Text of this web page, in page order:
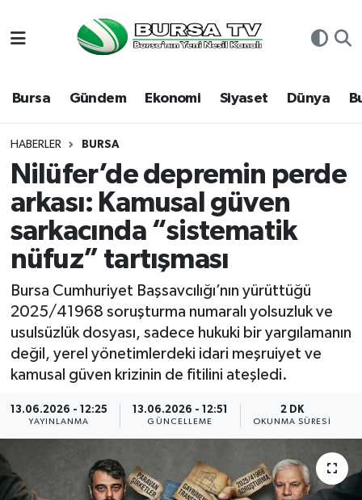
Bursa Gündem Ekonomi Siyaset Dünya
HABERLER BURSA
Nilüfer’de depremin perde
arkası: Kamusal güven
sarkacında “sistematik
nüfuz” tartışması
Bursa Cumhuriyet Başsavcılığı’nın yürüttüğü
2025/41968 soruşturma numaralı yolsuzluk ve
usulsüzlük dosyası, sadece hukuki bir yargılamanın
değil, yerel yönetimlerdeki idari meşruiyet ve
kamusal güven krizinin de fitilini ateşledi.
13.06.2026 - 12:25
YAYINLANMA
13.06.2026 - 12:51
GÜNCELLEME
2 DK
OKUNMA SÜRESI
Bursa
Dünya
Eğitim
Ekonomi
Genel
Gündem
Magazin
Hava Durumu
Namaz Vakitleri
Trafik Durumu
Süper Lig Puan Durumu ve Fikstür
Tüm Manşetler
Son Dakika Haberleri
Haber Arşivi